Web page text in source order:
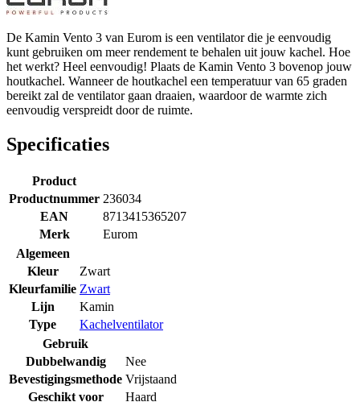
De Kamin Vento 3 van Eurom is een ventilator die je eenvoudig
kunt gebruiken om meer rendement te behalen uit jouw kachel. Hoe
het werkt? Heel eenvoudig! Plaats de Kamin Vento 3 bovenop jouw
houtkachel. Wanneer de houtkachel een temperatuur van 65 graden
bereikt zal de ventilator gaan draaien, waardoor de warmte zich
eenvoudig verspreidt door de ruimte.
Specificaties
Product
Productnummer 236034
EAN
8713415365207
Merk
Eurom
Algemeen
Kleur
Zwart
Kleurfamilie Zwart
Lijn
Kamin
Type
Kachelventilator
Gebruik
Dubbelwandig
Nee
Bevestigingsmethode Vrijstaand
Geschikt voor
Haard